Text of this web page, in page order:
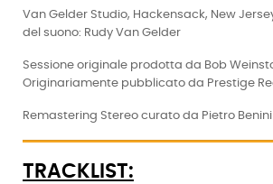
Van Gelder Studio, Hackensack, New
del suono: Rudy Van Gelder
Sessione originale prodotta da Bob
Originariamente pubblicato da Prestige
Remastering Stereo curato da Pietro
TRACKLIST: